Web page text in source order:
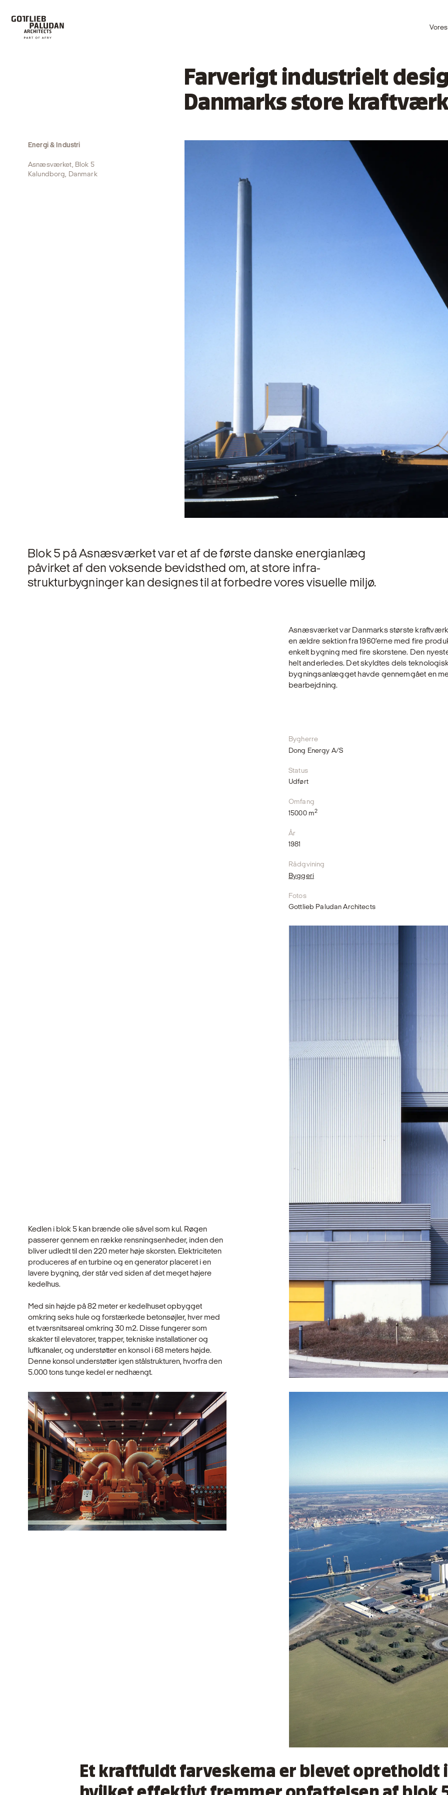
Farverigt industrielt
Danmarks store
Energi & Industri
Asnæsværket, Blok 5
Kalundborg, Danmark
Blok 5 på Asnæsværket var et af de første danske energianlæg
påvirket af den vok­sende bevidsthed om, at store infra­
strukturbygninger kan designes til at forbedre vores visuelle miljø.
Asnæsværket var Danmarks største
en ældre sektion fra 1960’erne med fire
enkelt bygning med fire skorstene. Den
helt anderledes. Det skyldtes dels
bygningsanlægget havde gen­nemgået en
bearbejdning.
Bygherre
Dong Energy A/S
Status
Udført
Omfang
15000 m2
År
1981
Rådgvining
Byggeri
Fotos
Gottlieb Paludan Architects
Kedlen i blok 5 kan brænde olie såvel som kul. Røgen
passerer gennem en række rensningsenheder, inden den
bliver udledt til den 220 meter høje skorsten. Elektricite­ten
produceres af en turbine og en generator placeret i en
lavere bygning, der står ved siden af det meget højere
kedelhus.
Med sin højde på 82 meter er kedelhuset opbygget
omkring seks hule og forstærke­de betonsøjler, hver med
et tværsnitsareal omkring 30 m2. Disse fungerer som
skakter til elevato­rer, trapper, tekniske installationer og
luftkanaler, og understøtter en konsol i 68 meters højde.
Denne konsol understøtter igen stålstrukturen, hvorfra den
5.000 tons tunge kedel er nedhængt.
Et kraftfuldt farveskema er blevet opretholdt